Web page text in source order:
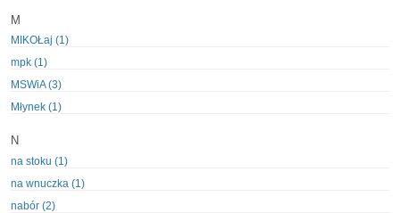
M
MIKOŁaj (1)
mpk (1)
MSWiA (3)
Młynek (1)
N
na stoku (1)
na wnuczka (1)
nabór (2)